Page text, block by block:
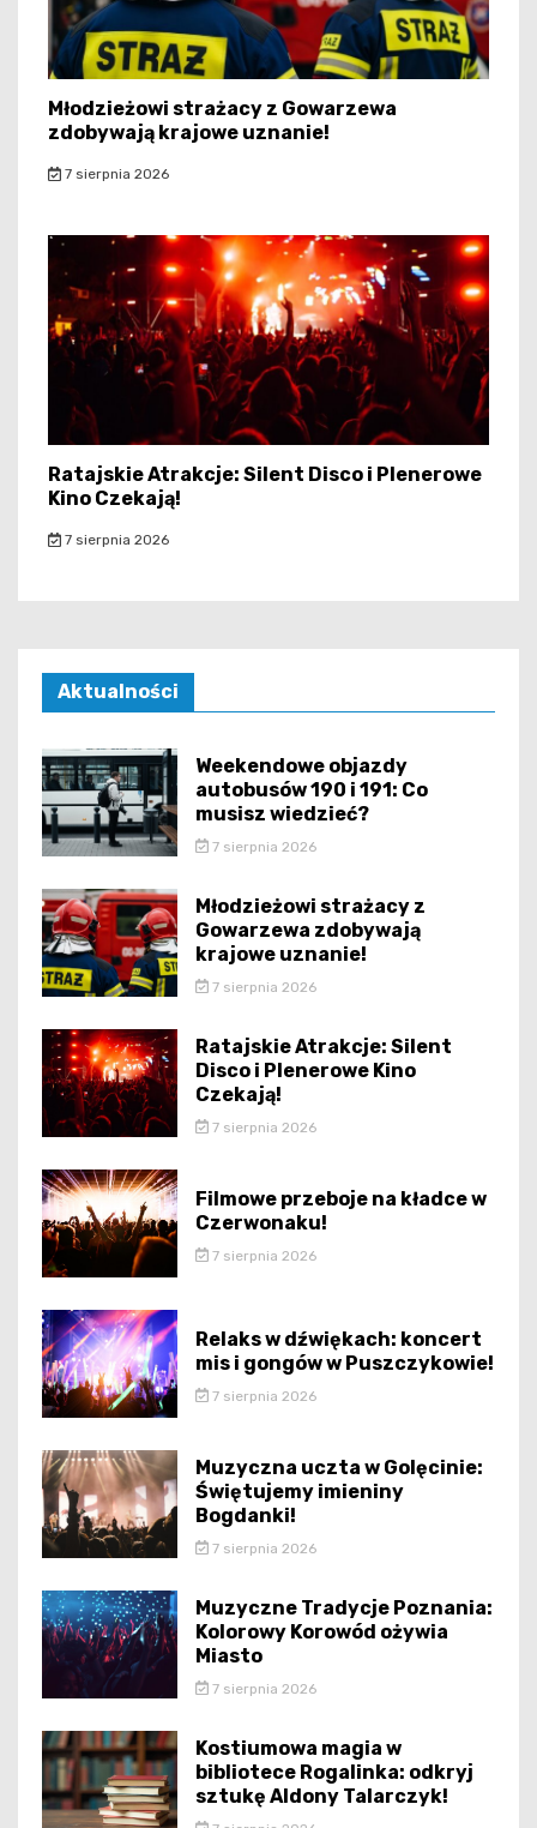
Młodzieżowi strażacy z Gowarzewa
zdobywają krajowe uznanie!
7 sierpnia 2026
Ratajskie Atrakcje: Silent Disco i Plenerowe
Kino Czekają!
7 sierpnia 2026
Aktualności
Weekendowe objazdy
autobusów 190 i 191: Co
musisz wiedzieć?
7 sierpnia 2026
Młodzieżowi strażacy z
Gowarzewa zdobywają
krajowe uznanie!
7 sierpnia 2026
Ratajskie Atrakcje: Silent
Disco i Plenerowe Kino
Czekają!
7 sierpnia 2026
Filmowe przeboje na kładce w
Czerwonaku!
7 sierpnia 2026
Relaks w dźwiękach: koncert
mis i gongów w Puszczykowie!
7 sierpnia 2026
Muzyczna uczta w Golęcinie:
Świętujemy imieniny
Bogdanki!
7 sierpnia 2026
Muzyczne Tradycje Poznania:
Kolorowy Korowód ożywia
Miasto
7 sierpnia 2026
Kostiumowa magia w
bibliotece Rogalinka: odkryj
sztukę Aldony Talarczyk!